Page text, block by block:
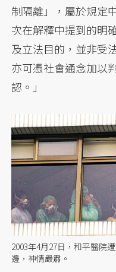
制隔離」，屬於規定
次在解釋中提到的明
及立法目的，並非受
亦可憑社會通念加以
認。」
2003年4月27日，和平醫院
邊，神情嚴肅。